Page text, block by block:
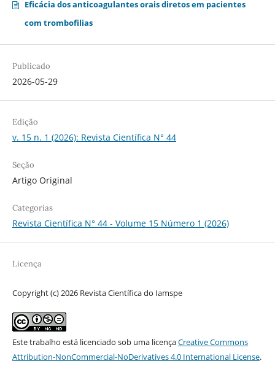
Eficácia dos anticoagulantes orais diretos em pacientes
com trombofilias
Publicado
2026-05-29
Edição
v. 15 n. 1 (2026): Revista Científica N° 44
Seção
Artigo Original
Categorias
Revista Científica N° 44 - Volume 15 Número 1 (2026)
Licença
Copyright (c) 2026 Revista Científica do Iamspe
Este trabalho está licenciado sob uma licençaCreative Commons
Attribution-NonCommercial-NoDerivatives 4.0 International License.